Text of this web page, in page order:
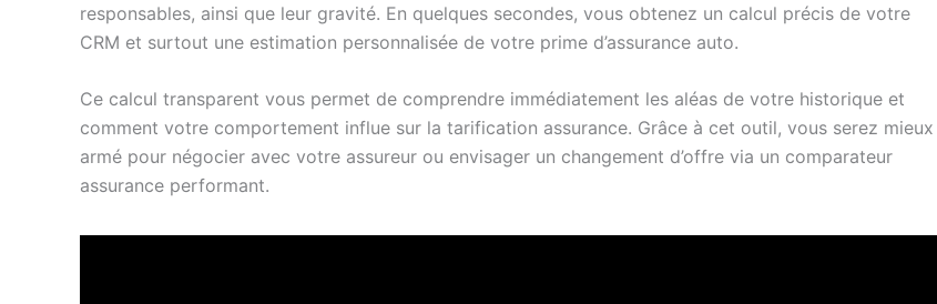
responsables, ainsi que leur gravité. En quelques secondes, vous obtenez un calcul précis de votre
CRM et surtout une estimation personnalisée de votre prime d’assurance auto.
Ce calcul transparent vous permet de comprendre immédiatement les aléas de votre historique et
comment votre comportement influe sur la tarification assurance. Grâce à cet outil, vous serez mieux
armé pour négocier avec votre assureur ou envisager un changement d’offre via un comparateur
assurance performant.